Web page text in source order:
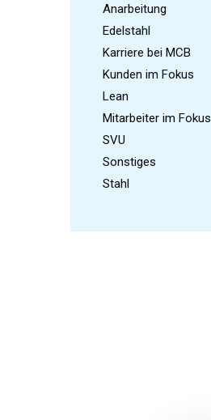
Anarbeitung
Edelstahl
Karriere bei MCB
Kunden im Fokus
Lean
Mitarbeiter im Fokus
SVU
Sonstiges
Stahl